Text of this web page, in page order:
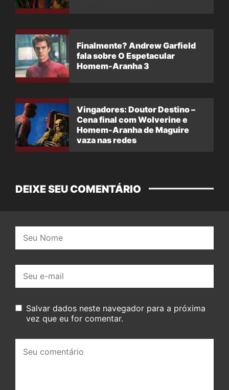
Finalmente? Andrew Garfield
fala sobre O Espetacular
Homem-Aranha 3
Vingadores: Doutor Destino –
Cena final com Wolverine e
Homem-Aranha de Maguire
vaza nas redes
DEIXE SEU COMENTÁRIO
mail:
Salvar dados neste navegador para a próxima
vez que eu for comentar.
comentário: